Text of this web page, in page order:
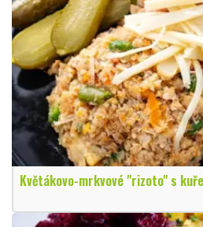
Květákovo-mrkvové "rizoto" s